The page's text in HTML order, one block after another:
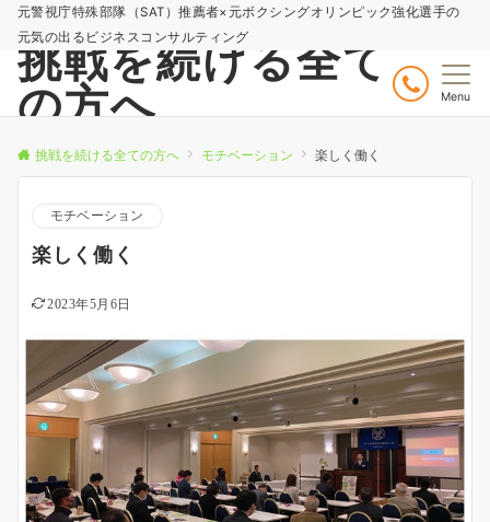
元警視庁特殊部隊（SAT）推薦者×元ボクシングオリンピック強化選手の
元気の出るビジネスコンサルティング
挑戦を続ける全て
の方へ
Menu
挑戦を続ける全ての方へ モチベーション 楽しく働く
モチベーション
楽しく働く
2023年5月6日